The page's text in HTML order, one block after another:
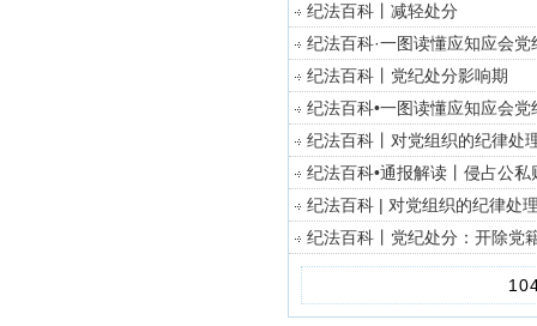
纪法百科丨减轻处分
纪法百科·一图读懂应知应会
纪法百科丨党纪处分影响期
纪法百科•一图读懂应知应会
纪法百科丨对党组织的纪律处
纪法百科•通报解读丨侵占公
纪法百科 | 对党组织的纪律处
纪法百科丨党纪处分：开除党